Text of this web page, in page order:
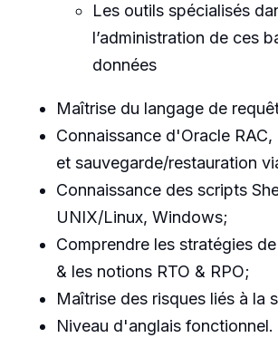
Les outils spécialisés
l’administration de ces
données
Maîtrise du langage de
Connaissance d'Oracle
et sauvegarde/restauration
Connaissance des scripts
UNIX/Linux, Windows;
Comprendre les stratégies
& les notions RTO & RPO;
Maîtrise des risques liés à la
Niveau d'anglais fonctionnel.